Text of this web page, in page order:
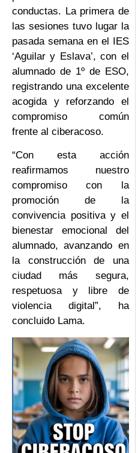
conductas. La primera de
las sesiones tuvo lugar la
pasada semana en el IES
‘Aguilar y Eslava’, con el
alumnado de 1º de ESO,
registrando una excelente
acogida y reforzando el
compromiso común
frente al ciberacoso.
“Con esta acción
reafirmamos nuestro
compromiso con la
promoción de la
convivencia positiva y el
bienestar emocional del
alumnado, avanzando en
la construcción de una
ciudad más segura,
respetuosa y libre de
violencia digital”, ha
concluido Lama.